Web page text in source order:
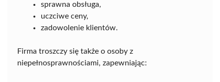
sprawna obsługa,
uczciwe ceny,
zadowolenie klientów.
Firma troszczy się także o osoby z
niepełnosprawnościami, zapewniając: